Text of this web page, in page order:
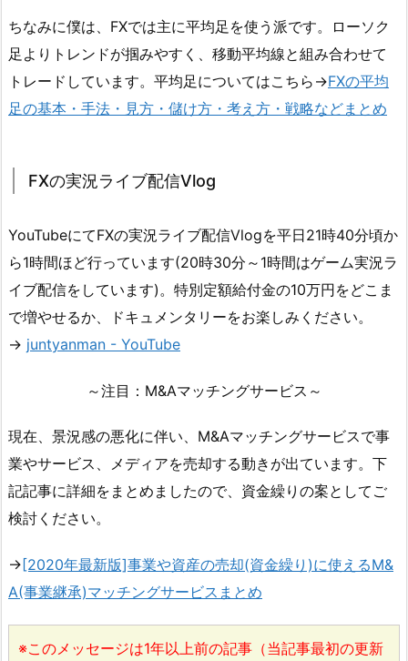
ちなみに僕は、FXでは主に平均足を使う派です。ローソク
足よりトレンドが掴みやすく、移動平均線と組み合わせて
トレードしています。平均足についてはこちら→FXの平均
足の基本・手法・見方・儲け方・考え方・戦略などまとめ
FXの実況ライブ配信Vlog
YouTubeにてFXの実況ライブ配信Vlogを平日21時40分頃か
ら1時間ほど行っています(20時30分～1時間はゲーム実況ラ
イブ配信をしています)。特別定額給付金の10万円をどこま
で増やせるか、ドキュメンタリーをお楽しみください。
→ juntyanman - YouTube
～注目：M&Aマッチングサービス～
現在、景況感の悪化に伴い、M&Aマッチングサービスで事
業やサービス、メディアを売却する動きが出ています。下
記記事に詳細をまとめましたので、資金繰りの案としてご
検討ください。
→ [2020年最新版]事業や資産の売却(資金繰り)に使えるM&
A(事業継承)マッチングサービスまとめ
※このメッセージは1年以上前の記事（当記事最初の更新